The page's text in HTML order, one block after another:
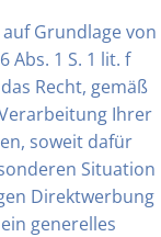
Grundlage von
Abs. 1 S. 1 lit. f
Recht, gemäß
Ihrer
soweit dafür
Situation
Direktwerbung
generelles